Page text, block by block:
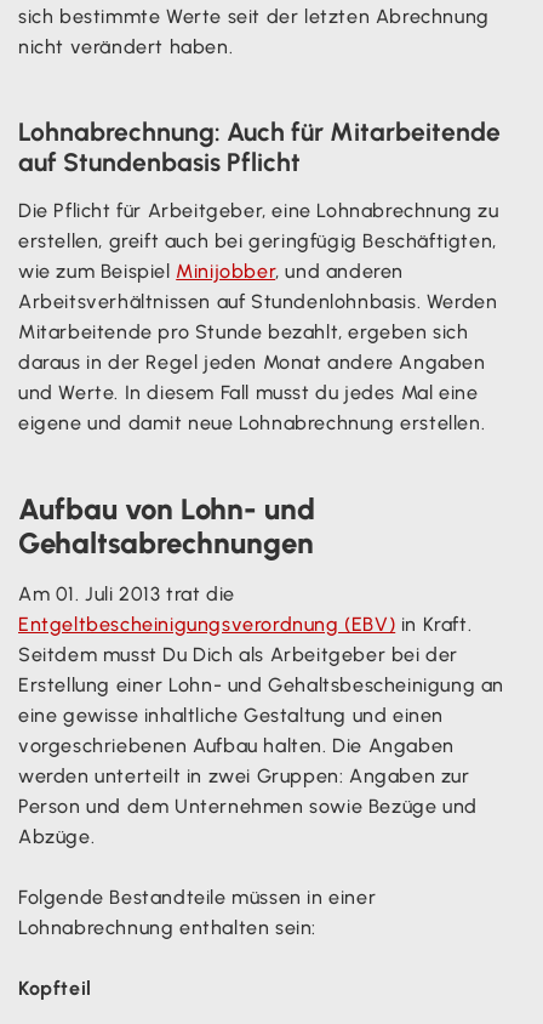
sich bestimmte Werte seit der letzten Abrechnung
nicht verändert haben.
Lohnabrechnung: Auch für Mitarbeitende
auf Stundenbasis Pflicht
Die Pflicht für Arbeitgeber, eine Lohnabrechnung zu
erstellen, greift auch bei geringfügig Beschäftigten,
wie zum Beispiel Minijobber, und anderen
Arbeitsverhältnissen auf Stundenlohnbasis. Werden
Mitarbeitende pro Stunde bezahlt, ergeben sich
daraus in der Regel jeden Monat andere Angaben
und Werte. In diesem Fall musst du jedes Mal eine
eigene und damit neue Lohnabrechnung erstellen.
Aufbau von Lohn- und
Gehaltsabrechnungen
Am 01. Juli 2013 trat die
Entgeltbescheinigungsverordnung (EBV) in Kraft.
Seitdem musst Du Dich als Arbeitgeber bei der
Erstellung einer Lohn- und Gehaltsbescheinigung an
eine gewisse inhaltliche Gestaltung und einen
vorgeschriebenen Aufbau halten. Die Angaben
werden unterteilt in zwei Gruppen: Angaben zur
Person und dem Unternehmen sowie Bezüge und
Abzüge.
Folgende Bestandteile müssen in einer
Lohnabrechnung enthalten sein:
Kopfteil